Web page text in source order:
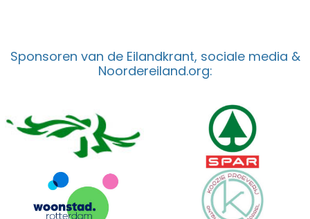
Sponsoren van de Eilandkrant, sociale media &
Noordereiland.org: